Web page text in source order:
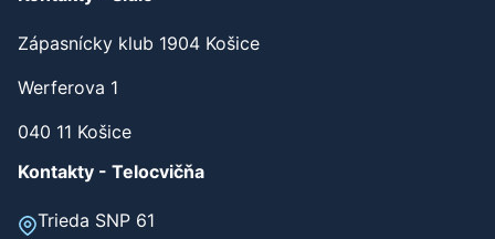
Zápasnícky klub 1904 Košice
Werferova 1
040 11 Košice
Kontakty - Telocvičňa
Trieda SNP 61